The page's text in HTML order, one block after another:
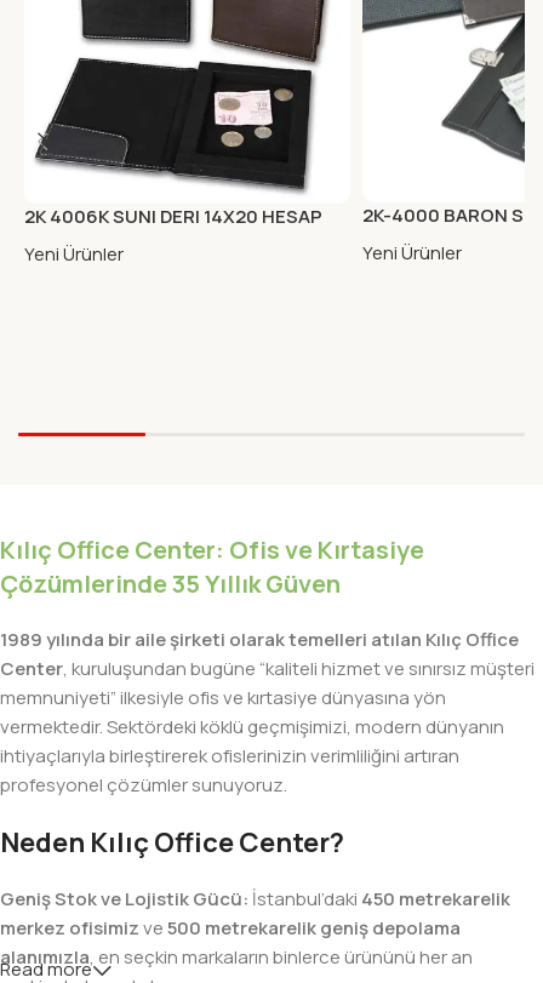
2K 4006K SUNI DERI 14X20 HESAP
KUTUSU KAHVE
Yeni Ürünler
2K-4000 BARON
PORTFOYU KAHVE
Yeni Ürünler
Kılıç Office Center: Ofis ve Kırtasiye
Çözümlerinde 35 Yıllık Güven
1989 yılında bir aile şirketi olarak temelleri atılan Kılıç Office
Center, kuruluşundan bugüne “kaliteli hizmet ve sınırsız müşteri
memnuniyeti” ilkesiyle ofis ve kırtasiye dünyasına yön
vermektedir. Sektördeki köklü geçmişimizi, modern dünyanın
ihtiyaçlarıyla birleştirerek ofislerinizin verimliliğini artıran
profesyonel çözümler sunuyoruz.
Neden Kılıç Office Center?
Geniş Stok ve Lojistik Gücü: İstanbul’daki 450 metrekarelik
merkez ofisimizve500 metrekarelik geniş depolama
alanımızla, en seçkin markaların binlerce ürününü her an
Read more